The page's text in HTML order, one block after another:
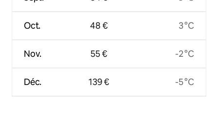
Oct.
Nov.
Déc.
48 €
55 €
139 €
3 °C
-2 °C
-5 °C